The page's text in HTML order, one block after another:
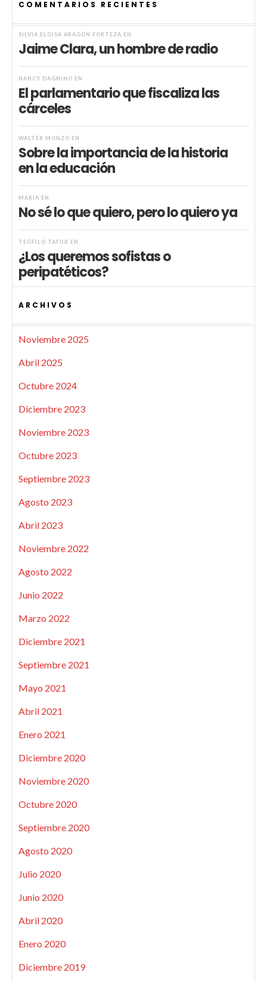
COMENTARIOS RECIENTES
SILVIA ELOISA ARAGÓN FORTEZA EN
Jaime Clara, un hombre de radio
NANCY DAGNINO EN
El parlamentario que fiscaliza las
cárceles
WALTER MONZÓ EN
Sobre la importancia de la historia
en la educación
MARIA EN
No sé lo que quiero, pero lo quiero ya
TEÓFILO TAFUR EN
¿Los queremos sofistas o
peripatéticos?
ARCHIVOS
Noviembre 2025
Abril 2025
Octubre 2024
Diciembre 2023
Noviembre 2023
Octubre 2023
Septiembre 2023
Agosto 2023
Abril 2023
Noviembre 2022
Agosto 2022
Junio 2022
Marzo 2022
Diciembre 2021
Septiembre 2021
Mayo 2021
Abril 2021
Enero 2021
Diciembre 2020
Noviembre 2020
Octubre 2020
Septiembre 2020
Agosto 2020
Julio 2020
Junio 2020
Abril 2020
Enero 2020
Diciembre 2019